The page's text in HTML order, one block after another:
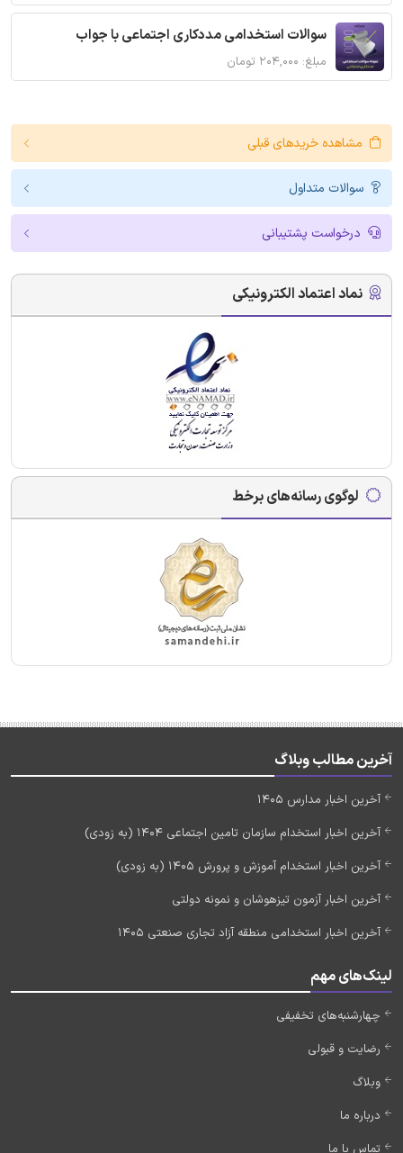
سوالات استخدامی مددکاری اجتماعی با جواب
مبلغ: ۲۰۴,۰۰۰ تومان
مشاهده خریدهای قبلی
سوالات متداول
درخواست پشتیبانی
نماد اعتماد الکترونیکی
لوگوی رسانه‌های برخط
آخرین مطالب وبلاگ
آخرین اخبار مدارس 1405
آخرین اخبار استخدام سازمان تامین اجتماعی 1404 (به زودی)
آخرین اخبار استخدام آموزش و پرورش 1405 (به زودی)
آخرین اخبار آزمون تیزهوشان و نمونه دولتی
آخرین اخبار استخدامی منطقه آزاد تجاری صنعتی 1405
لینک‌های مهم
چهارشنبه‌های تخفیفی
رضایت و قبولی
وبلاگ
درباره ما